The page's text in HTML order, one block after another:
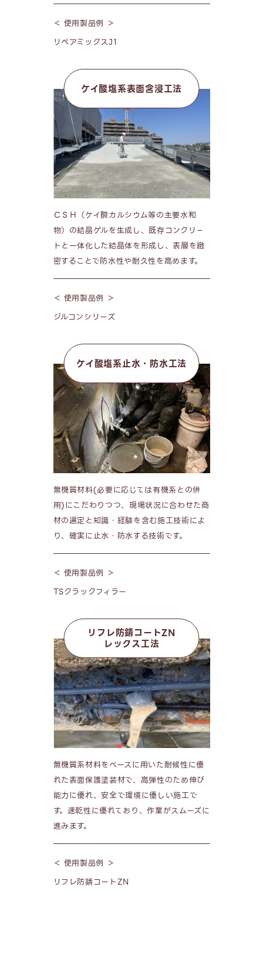
＜ 使用製品例 ＞
リペアミックスJ1
ケイ酸塩系表面含浸工法
ＣＳＨ（ケイ酸カルシウム等の主要水和
物）の結晶ゲルを生成し、既存コンクリ－
トと一体化した結晶体を形成し、表層を緻
密することで防水性や耐久性を高めます。
＜ 使用製品例 ＞
ジルコンシリーズ
ケイ酸塩系止水・防水工法
無機質材料(必要に応じては有機系との併
用)にこだわりつつ、現場状況に合わせた商
材の選定と知識・経験を含む施工技術によ
り、確実に止水・防水する技術です。
＜ 使用製品例 ＞
TSクラックフィラー
リフレ防錆コートZN
レックス工法
無機質系材料をベースに用いた耐候性に優
れた表面保護塗装材で、高弾性のため伸び
能力に優れ、安全で環境に優しい施工で
す。速乾性に優れており、作業がスムーズに
進みます。
＜ 使用製品例 ＞
リフレ防錆コートZN